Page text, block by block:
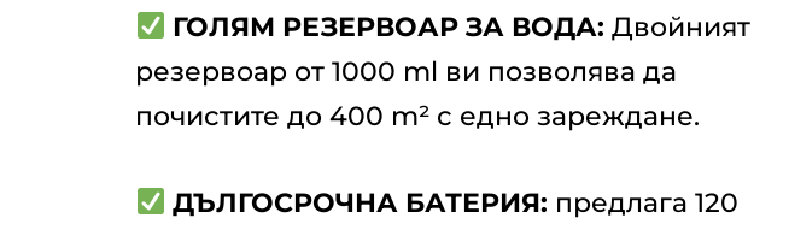
ГОЛЯМ РЕЗЕРВОАР ЗА ВОДА: Двойният
резервоар от 1000 ml ви позволява да
почистите до 400 m² с едно зареждане.
ДЪЛГОСРОЧНА БАТЕРИЯ: предлага 120